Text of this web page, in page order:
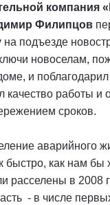
компания
Филипцов
на подъезде
новоселам,
и поблагодарил
работы и
сроков.
аварийного
быстро, как нам бы
расселены в 2008
- в числе